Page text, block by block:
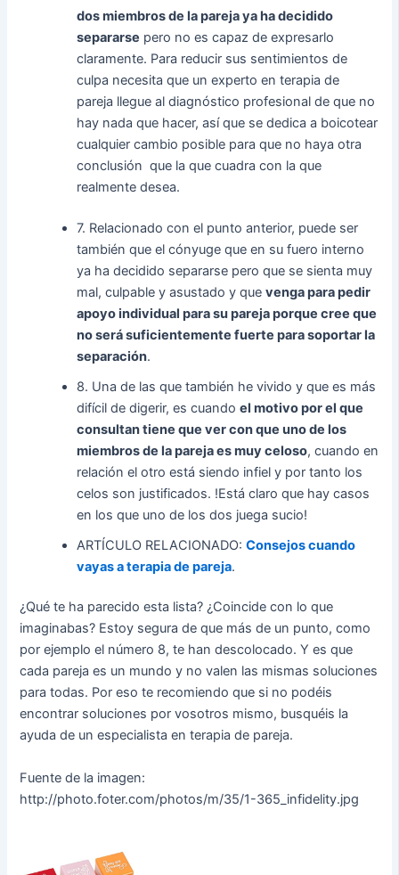
dos miembros de la pareja ya ha decidido
separarse pero no es capaz de expresarlo
claramente. Para reducir sus sentimientos de
culpa necesita que un experto en terapia de
pareja llegue al diagnóstico profesional de que no
hay nada que hacer, así que se dedica a boicotear
cualquier cambio posible para que no haya otra
conclusión que la que cuadra con la que
realmente desea.
7. Relacionado con el punto anterior, puede ser
también que el cónyuge que en su fuero interno
ya ha decidido separarse pero que se sienta muy
mal, culpable y asustado y quevenga para pedir
apoyo individual para su pareja porque cree que
no será suficientemente fuerte para soportar la
separación.
8. Una de las que también he vivido y que es más
difícil de digerir, es cuandoel motivo por el que
consultan tiene que ver con que uno de los
miembros de la pareja es muy celoso, cuando en
relación el otro está siendo infiel y por tanto los
celos son justificados. !Está claro que hay casos
en los que uno de los dos juega sucio!
ARTÍCULO RELACIONADO:Consejos cuando
vayas a terapia de pareja.
¿Qué te ha parecido esta lista? ¿Coincide con lo que
imaginabas? Estoy segura de que más de un punto, como
por ejemplo el número 8, te han descolocado. Y es que
cada pareja es un mundo y no valen las mismas soluciones
para todas. Por eso te recomiendo que si no podéis
encontrar soluciones por vosotros mismo, busquéis la
ayuda de un especialista en terapia de pareja.
Fuente de la imagen:
http://photo.foter.com/photos/m/35/1-365_infidelity.jpg